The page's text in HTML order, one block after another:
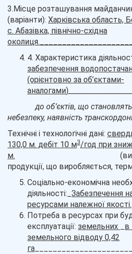
3.Місце розташування
(варіанти): Харківська область,
с. Абазівка, північно-східна
4. Характеристика
забезпечення
(орієнтовно за об’єктами-
аналогами)
до об’єктів, що становлять
небезпеку, наявність
Технічні і технологічні дані:
130,0 м. дебіт 10 м3/год при
м. (види та
продукції, що виробляється,
Соціально-економічна
діяльності:_ Забезпечення
ресурсами належної якості.
Потреба в ресурсах при
експлуатації: земельних
в
земельного відводу 0,42
га